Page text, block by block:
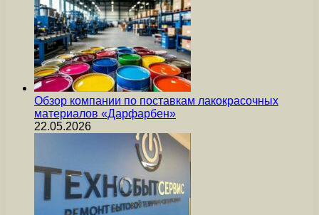
Обзор компании по поставкам лакокрасочных
материалов «Дарфарбен»
22.05.2026